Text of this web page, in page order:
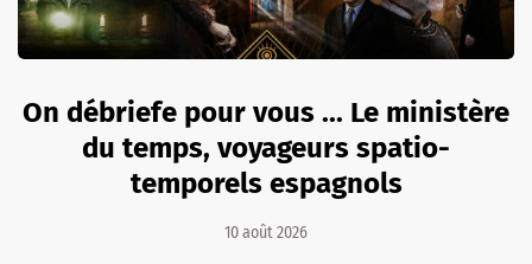
On débriefe pour vous ... Le ministère
du temps, voyageurs spatio-
temporels espagnols
10 août 2026